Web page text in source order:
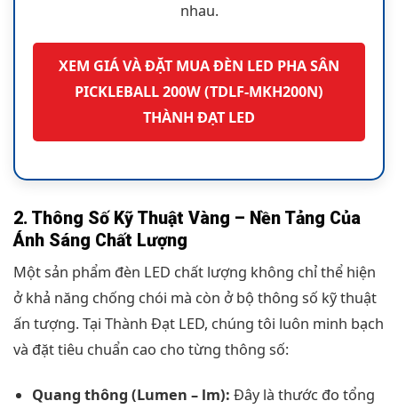
nhau.
XEM GIÁ VÀ ĐẶT MUA ĐÈN LED PHA SÂN
PICKLEBALL 200W (TDLF-MKH200N)
THÀNH ĐẠT LED
2. Thông Số Kỹ Thuật Vàng – Nền Tảng Của
Ánh Sáng Chất Lượng
Một sản phẩm đèn LED chất lượng không chỉ thể hiện
ở khả năng chống chói mà còn ở bộ thông số kỹ thuật
ấn tượng. Tại Thành Đạt LED, chúng tôi luôn minh bạch
và đặt tiêu chuẩn cao cho từng thông số:
Quang thông (Lumen – lm): Đây là thước đo tổng